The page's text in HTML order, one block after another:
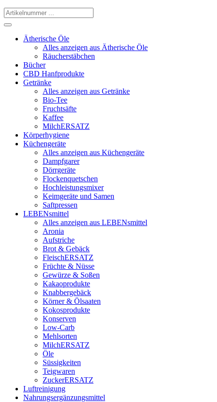
Ätherische Öle
Alles anzeigen aus Ätherische Öle
Räucherstäbchen
Bücher
CBD Hanfprodukte
Getränke
Alles anzeigen aus Getränke
Bio-Tee
Fruchtsäfte
Kaffee
MilchERSATZ
Körperhygiene
Küchengeräte
Alles anzeigen aus Küchengeräte
Dampfgarer
Dörrgeräte
Flockenquetschen
Hochleistungsmixer
Keimgeräte und Samen
Saftpressen
LEBENsmittel
Alles anzeigen aus LEBENsmittel
Aronia
Aufstriche
Brot & Gebäck
FleischERSATZ
Früchte & Nüsse
Gewürze & Soßen
Kakaoprodukte
Knabbergebäck
Körner & Ölsaaten
Kokosprodukte
Konserven
Low-Carb
Mehlsorten
MilchERSATZ
Öle
Süssigkeiten
Teigwaren
ZuckerERSATZ
Luftreinigung
Nahrungsergänzungsmittel